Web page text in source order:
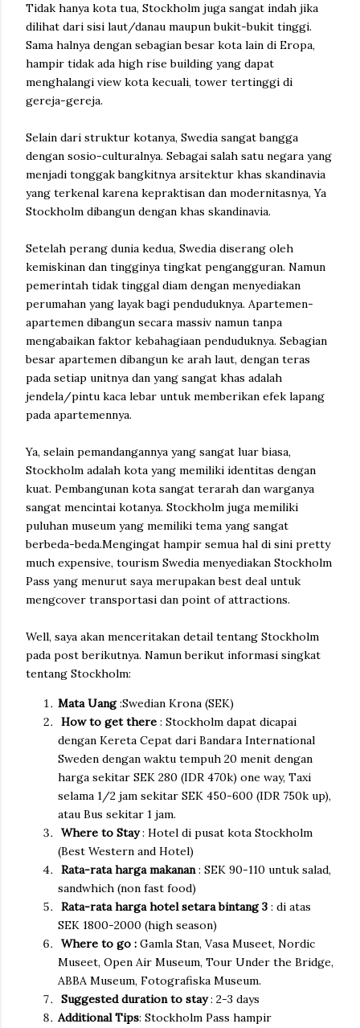
Tidak hanya kota tua, Stockholm juga sangat indah jika
dilihat dari sisi laut/danau maupun bukit-bukit tinggi.
Sama halnya dengan sebagian besar kota lain di Eropa,
hampir tidak ada high rise building yang dapat
menghalangi view kota kecuali, tower tertinggi di
gereja-gereja.
Selain dari struktur kotanya, Swedia sangat bangga
dengan sosio-culturalnya. Sebagai salah satu negara yang
menjadi tonggak bangkitnya arsitektur khas skandinavia
yang terkenal karena kepraktisan dan modernitasnya, Ya
Stockholm dibangun dengan khas skandinavia.
Setelah perang dunia kedua, Swedia diserang oleh
kemiskinan dan tingginya tingkat pengangguran. Namun
pemerintah tidak tinggal diam dengan menyediakan
perumahan yang layak bagi penduduknya. Apartemen-
apartemen dibangun secara massiv namun tanpa
mengabaikan faktor kebahagiaan penduduknya. Sebagian
besar apartemen dibangun ke arah laut, dengan teras
pada setiap unitnya dan yang sangat khas adalah
jendela/pintu kaca lebar untuk memberikan efek lapang
pada apartemennya.
Ya, selain pemandangannya yang sangat luar biasa,
Stockholm adalah kota yang memiliki identitas dengan
kuat. Pembangunan kota sangat terarah dan warganya
sangat mencintai kotanya. Stockholm juga memiliki
puluhan museum yang memiliki tema yang sangat
berbeda-beda.Mengingat hampir semua hal di sini pretty
much expensive, tourism Swedia menyediakan Stockholm
Pass yang menurut saya merupakan best deal untuk
mengcover transportasi dan point of attractions.
Well, saya akan menceritakan detail tentang Stockholm
pada post berikutnya. Namun berikut informasi singkat
tentang Stockholm:
Mata Uang:Swedian Krona (SEK)
How to get there : Stockholm dapat dicapai
dengan Kereta Cepat dari Bandara International
Sweden dengan waktu tempuh 20 menit dengan
harga sekitar SEK 280 (IDR 470k) one way, Taxi
selama 1/2 jam sekitar SEK 450-600 (IDR 750k up),
atau Bus sekitar 1 jam.
Where to Stay: Hotel di pusat kota Stockholm
(Best Western and Hotel)
Rata-rata harga makanan: SEK 90-110 untuk salad,
sandwhich (non fast food)
Rata-rata harga hotel setara bintang 3 : di atas
SEK 1800-2000 (high season)
Where to go : Gamla Stan, Vasa Museet, Nordic
Museet, Open Air Museum, Tour Under the Bridge,
ABBA Museum, Fotografiska Museum.
Suggested duration to stay: 2-3 days
Additional Tips: Stockholm Pass hampir